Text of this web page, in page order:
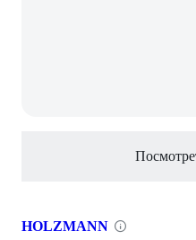
HOLZMANN